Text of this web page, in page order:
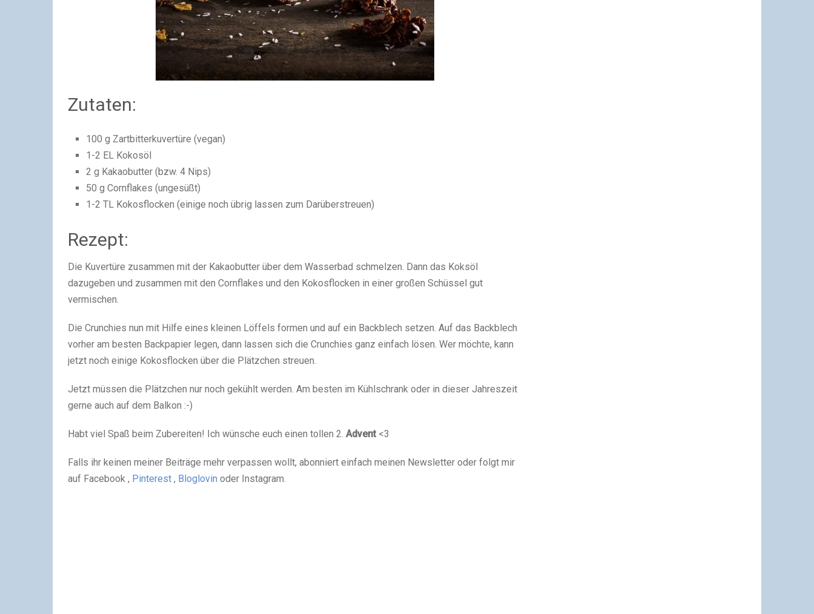
Zutaten:
100 g Zartbitterkuvertüre (vegan)
1-2 EL Kokosöl
2 g Kakaobutter (bzw. 4 Nips)
50 g Cornflakes (ungesüßt)
1-2 TL Kokosflocken (einige noch übrig lassen zum Darüberstreuen)
Rezept:
Die Kuvertüre zusammen mit der Kakaobutter über dem Wasserbad schmelzen. Dann das Koksöl
dazugeben und zusammen mit den Cornflakes und den Kokosflocken in einer großen Schüssel gut
vermischen.
Die Crunchies nun mit Hilfe eines kleinen Löffels formen und auf ein Backblech setzen. Auf das Backblech
vorher am besten Backpapier legen, dann lassen sich die Crunchies ganz einfach lösen. Wer möchte, kann
jetzt noch einige Kokosflocken über die Plätzchen streuen.
Jetzt müssen die Plätzchen nur noch gekühlt werden. Am besten im Kühlschrank oder in dieser Jahreszeit
gerne auch auf dem Balkon :-)
Habt viel Spaß beim Zubereiten! Ich wünsche euch einen tollen 2. Advent <3
Falls ihr keinen meiner Beiträge mehr verpassen wollt, abonniert einfach meinen Newsletter oder folgt mir
auf Facebook , Pinterest , Bloglovin oder Instagram.